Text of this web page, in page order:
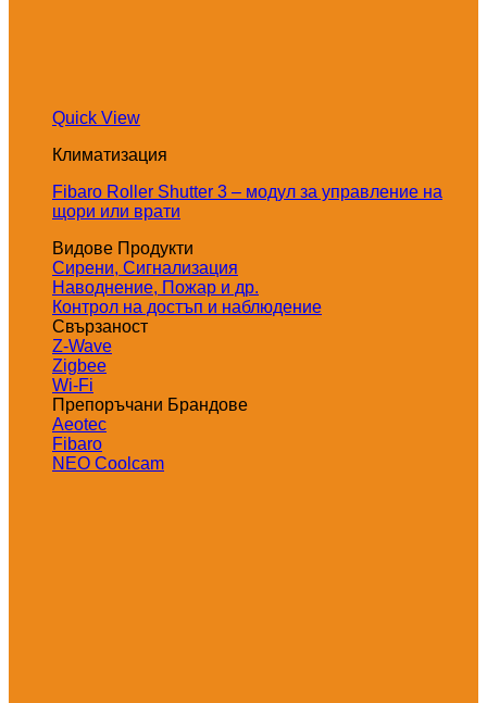
Quick View
Климатизация
Fibaro Roller Shutter 3 – модул за управление на
щори или врати
Видове Продукти
Сирени, Сигнализация
Наводнение, Пожар и др.
Контрол на достъп и наблюдение
Свързаност
Z-Wave
Zigbee
Wi-Fi
Препоръчани Брандове
Aeotec
Fibaro
NEO Coolcam